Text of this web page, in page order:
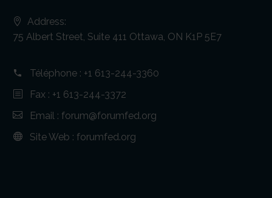
Address:
75 Albert Street, Suite 411 Ottawa, ON K1P 5E7
Téléphone : +1 613-244-3360
Fax : +1 613-244-3372
Email : forum@forumfed.org
Site Web : forumfed.org